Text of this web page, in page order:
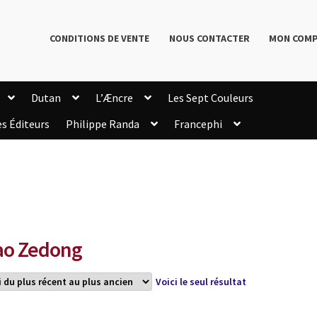
CONDITIONS DE VENTE NOUS CONTACTER MON
Dutan L’Æncre
Les Sept Couleurs
Éditeurs Philippe Randa
Francephi
Zedong
Voici le seul résultat